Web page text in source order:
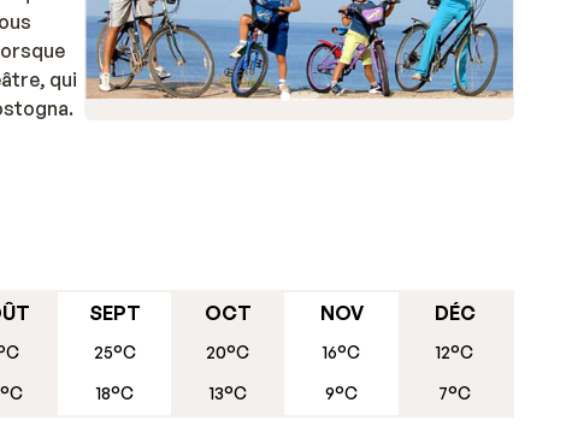
qui
SEPT
25°C
18°C
OCT
20°C
13°C
NOV
16°C
9°C
DÉC
12°C
7°C